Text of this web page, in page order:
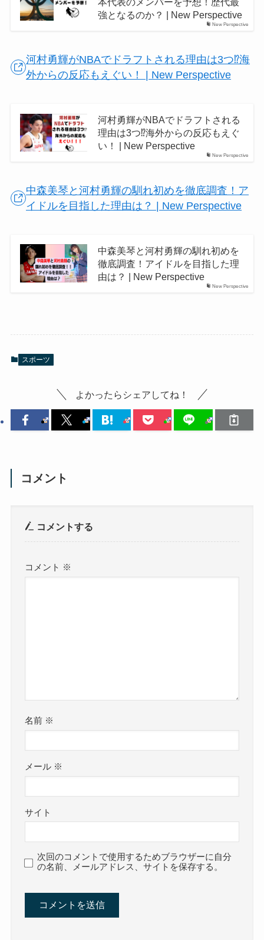
New Perspective
強となるのか？ | New Perspective
河村勇輝がNBAでドラフトされる理由は3つ⁉︎海
外からの反応もえぐい！ | New Perspective
New Perspective
河村勇輝がNBAでドラフトされる
理由は3つ⁉︎海外からの反応もえぐ
い！ | New Perspective
中森美琴と河村勇輝の馴れ初めを徹底調査！ア
イドルを目指した理由は？ | New Perspective
New Perspective
中森美琴と河村勇輝の馴れ初めを
徹底調査！アイドルを目指した理
由は？ | New Perspective
スポーツ
よかったらシェアしてね！
コメント
コメントする
コメント ※
名前 ※
メール ※
サイト
次回のコメントで使用するためブラウザーに自分
の名前、メールアドレス、サイトを保存する。